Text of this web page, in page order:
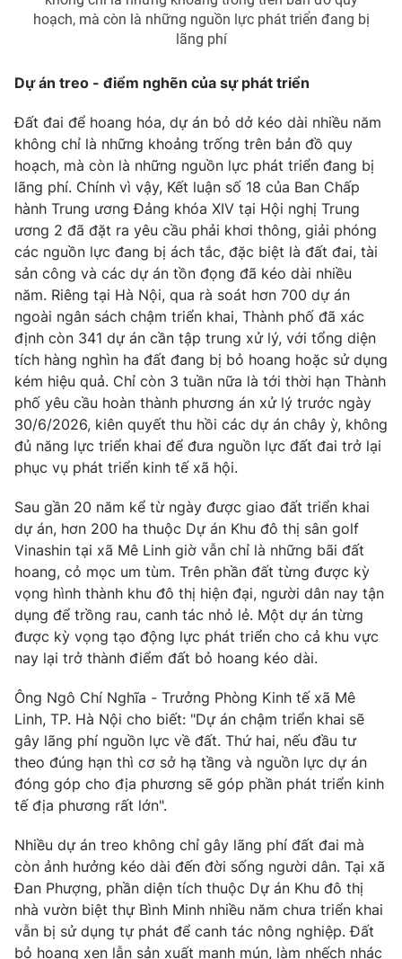
Vươn mình bằng AI
VTV9 VTV8
Liên hệ tòa soạn English
THỜI BÁO VTV
Theo dõi báo trên
Cơ quan chủ quản: Đài Truyền hình Việt Nam
Cơ quan báo chí:
Thời báo VTV
Giấy phép hoạt động báo in và báo điện tử số 483/GP-BTTTT
cấp ngày 29/12/2023
Tổng Biên tập: Vũ Thanh Thủy
Phó Tổng Biên tập:Nguyễn Thị Mỹ Hạnh, Phạm Quốc Thắng,
Tổng đài VTV:024.38 355 931 - 024.38 355 932
Ðiện thoại Thời báo VTV:024.66 897 897
Email:toasoan@vtv.vn
Liên hệ quảng cáo:
024-7300.7108
® Cấm sao chép dưới mọi hình thức nếu không có sự chấp
thuận bằng văn bản. Ghi rõ nguồn VTV.vn khi phát hành lại
thông tin từ website này.
hoạch, mà còn là những nguồn lực phát triển đang bị
lãng phí
Dự án treo - điểm nghẽn của sự phát triển
Đất đai để hoang hóa, dự án bỏ dở kéo dài nhiều năm
không chỉ là những khoảng trống trên bản đồ quy
hoạch, mà còn là những nguồn lực phát triển đang bị
lãng phí. Chính vì vậy, Kết luận số 18 của Ban Chấp
hành Trung ương Đảng khóa XIV tại Hội nghị Trung
ương 2 đã đặt ra yêu cầu phải khơi thông, giải phóng
các nguồn lực đang bị ách tắc, đặc biệt là đất đai, tài
sản công và các dự án tồn đọng đã kéo dài nhiều
năm. Riêng tại Hà Nội, qua rà soát hơn 700 dự án
ngoài ngân sách chậm triển khai, Thành phố đã xác
định còn 341 dự án cần tập trung xử lý, với tổng diện
tích hàng nghìn ha đất đang bị bỏ hoang hoặc sử dụng
kém hiệu quả. Chỉ còn 3 tuần nữa là tới thời hạn Thành
phố yêu cầu hoàn thành phương án xử lý trước ngày
30/6/2026, kiên quyết thu hồi các dự án chây ỳ, không
đủ năng lực triển khai để đưa nguồn lực đất đai trở lại
phục vụ phát triển kinh tế xã hội.
Sau gần 20 năm kể từ ngày được giao đất triển khai
dự án, hơn 200 ha thuộc Dự án Khu đô thị sân golf
Vinashin tại xã Mê Linh giờ vẫn chỉ là những bãi đất
hoang, cỏ mọc um tùm. Trên phần đất từng được kỳ
vọng hình thành khu đô thị hiện đại, người dân nay tận
dụng để trồng rau, canh tác nhỏ lẻ. Một dự án từng
được kỳ vọng tạo động lực phát triển cho cả khu vực
nay lại trở thành điểm đất bỏ hoang kéo dài.
Ông Ngô Chí Nghĩa - Trưởng Phòng Kinh tế xã Mê
Linh, TP. Hà Nội cho biết: "Dự án chậm triển khai sẽ
gây lãng phí nguồn lực về đất. Thứ hai, nếu đầu tư
theo đúng hạn thì cơ sở hạ tầng và nguồn lực dự án
đóng góp cho địa phương sẽ góp phần phát triển kinh
tế địa phương rất lớn".
Nhiều dự án treo không chỉ gây lãng phí đất đai mà
còn ảnh hưởng kéo dài đến đời sống người dân. Tại xã
Đan Phượng, phần diện tích thuộc Dự án Khu đô thị
nhà vườn biệt thự Bình Minh nhiều năm chưa triển khai
vẫn bị sử dụng tự phát để canh tác nông nghiệp. Đất
bỏ hoang xen lẫn sản xuất manh mún, làm nhếch nhác